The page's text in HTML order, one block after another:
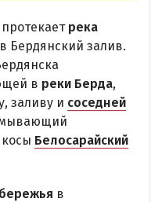
река
Бердянский залив.
в реки Берда,
заливу и соседней
Белосарайский
в